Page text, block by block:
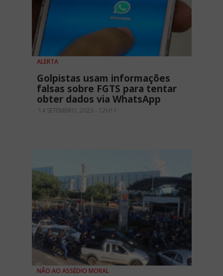
ALERTA
Golpistas usam informações
falsas sobre FGTS para tentar
obter dados via WhatsApp
14 SETEMBRO, 2023 - 12H11
NÃO AO ASSÉDIO MORAL